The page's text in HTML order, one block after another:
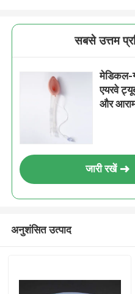
सबसे उत्तम
मेडिकल-
एयरवे
और
जारी रखें
अनुशंसित उत्पाद